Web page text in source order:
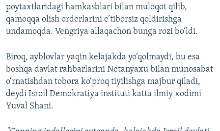
poytaxtlaridagi hamkasblari bilan muloqot qilib,
qamoqqa olish orderlarini e’tiborsiz qoldirishga
undamoqda. Vengriya allaqachon bunga rozi bo‘ldi.
Biroq, ayblovlar yaqin kelajakda yo‘qolmaydi, bu esa
boshqa davlat rahbarlarini Netanyaxu bilan munosabat
o‘rnatishdan tobora ko‘proq tiyilishga majbur qiladi,
deydi Isroil Demokratiya instituti katta ilmiy xodimi
Yuval Shani.